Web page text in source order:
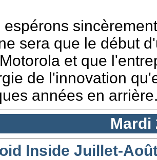
espérons
sera que le début
et que
de l'innovation
années en
Mardi
Inside Juillet-